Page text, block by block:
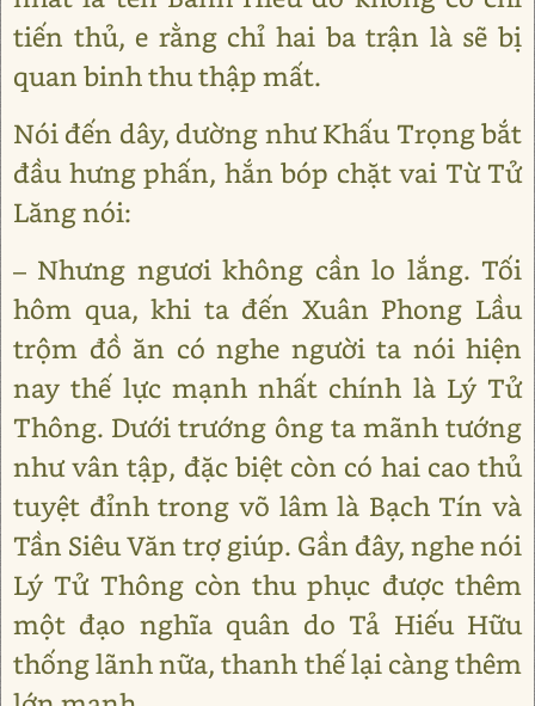
tiến thủ, e rằng chỉ hai ba trận là sẽ bị
quan binh thu thập mất.
Nói đến dây, dường như Khấu Trọng bắt
đầu hưng phấn, hắn bóp chặt vai Từ Tử
Lăng nói:
– Nhưng ngươi không cần lo lắng. Tối
hôm qua, khi ta đến Xuân Phong Lầu
trộm đồ ăn có nghe người ta nói hiện
nay thế lực mạnh nhất chính là Lý Tử
Thông. Dưới trướng ông ta mãnh tướng
như vân tập, đặc biệt còn có hai cao thủ
tuyệt đỉnh trong võ lâm là Bạch Tín và
Tần Siêu Văn trợ giúp. Gần đây, nghe nói
Lý Tử Thông còn thu phục được thêm
một đạo nghĩa quân do Tả Hiếu Hữu
thống lãnh nữa, thanh thế lại càng thêm